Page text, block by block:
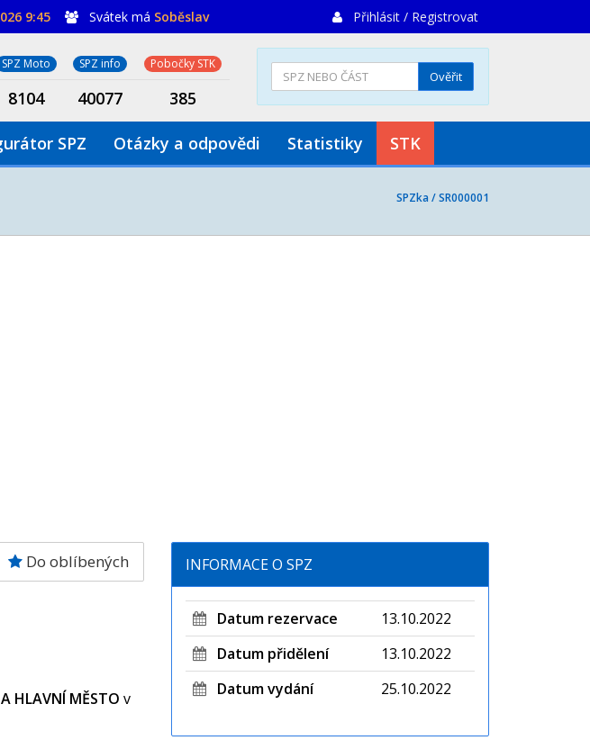
9:45 Svátek má Soběslav Přihlásit / Registrovat
SPZ Moto SPZ info Pobočky STK
8104 40077 385
Ověřit
SPZ Otázky a odpovědi Statistiky STK
SPZka /SR000001
Do oblíbených
HLAVNÍ MĚSTO v
INFORMACE O SPZ
Datum rezervace
13.10.2022
Datum přidělení
13.10.2022
Datum vydání
25.10.2022